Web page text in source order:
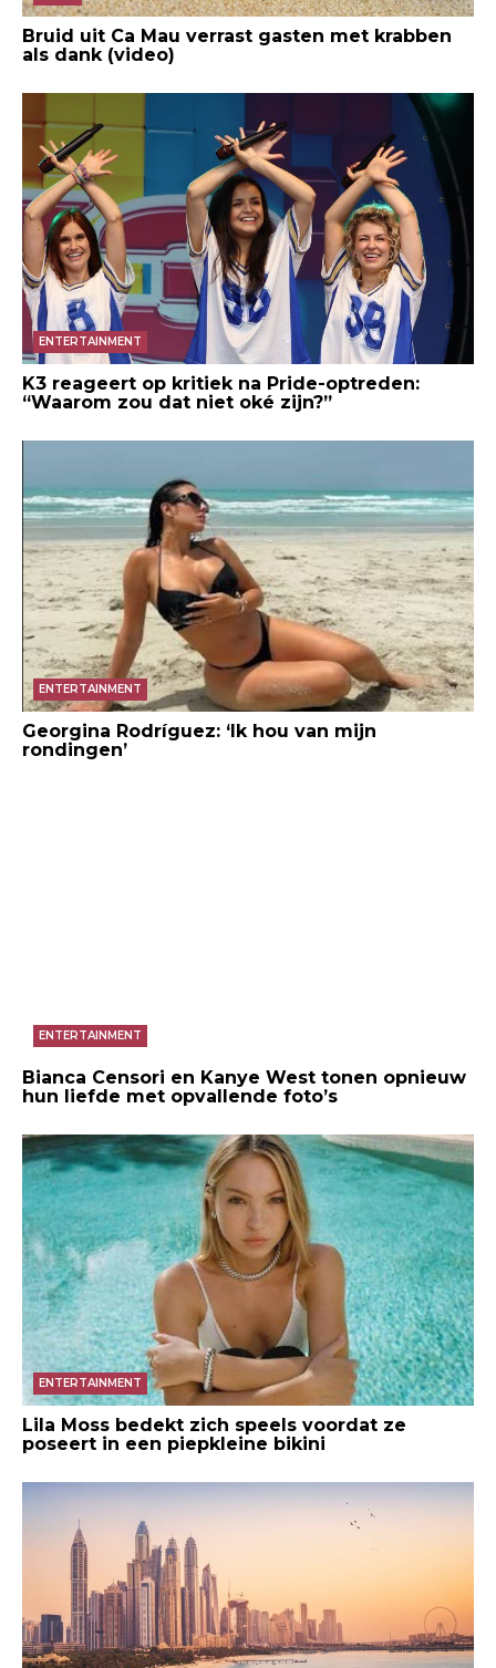
Bruid uit Ca Mau verrast gasten met krabben
als dank (video)
ENTERTAINMENT
K3 reageert op kritiek na Pride-optreden:
“Waarom zou dat niet oké zijn?”
ENTERTAINMENT
Georgina Rodríguez: ‘Ik hou van mijn
rondingen’
ENTERTAINMENT
Bianca Censori en Kanye West tonen opnieuw
hun liefde met opvallende foto’s
ENTERTAINMENT
Lila Moss bedekt zich speels voordat ze
poseert in een piepkleine bikini